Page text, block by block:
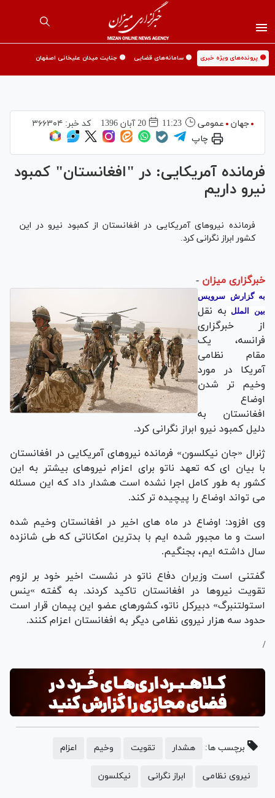
🟡 پرونده‌های ویژه خبری 🟡 سامانه‌های قضایی 🟡 جنایت میدان علیخانی اصفهان
جهان عمومی 11:23 20 آبان 1396 کد خبر:۳۶۶۳۰۴
چاپ
فرمانده آمریکایی: در "افغانستان" کمبود
نیرو داریم
فرمانده نیروهای آمریکایی در افغانستان از کمبود نیرو در این
کشور ابراز نگرانی کرد.
خبرگزاری میزان -
به گزارش سرویس
بین الملل به نقل
از خبرگزاری
فرانسه، یک
مقام نظامی
آمریکا در مورد
وخیم تر شدن
اوضاع
افغانستان به
دلیل کمبود نیرو ابراز نگرانی کرد.
ژنرال «جان نیکلسون» فرمانده نیروهای آمریکایی در افغانستان
با بیان ای که تعهد ناتو برای اعزام نیروهای بیشتر به این
کشور به طور کامل اجرا نشده است هشدار داد که این مسئله
می تواند اوضاع را پیچیده تر کند.
وی افزود: اوضاع در ماه های اخیر در افغانستان وخیم شده
است و ما مجبور شده ایم با بدترین امکاناتی که طی شانزده
سال داشته ایم، بجنگیم.
گفتنی است وزیران دفاع ناتو در نشست اخیر خود بر لزوم
تقویت نیروها در افغانستان تاکید کردند. به گفته »ینس
استولتنبرگ» دبیرکل ناتو، کشورهای عضو این پیمان قرار است
حدود سه هزار نیروی نظامی دیگر به افغانستان اعزام کنند.
/
برچسب ها: هشدار تقویت وخیم اعزام
نیروی نظامی ابراز نگرانی نیکلسون